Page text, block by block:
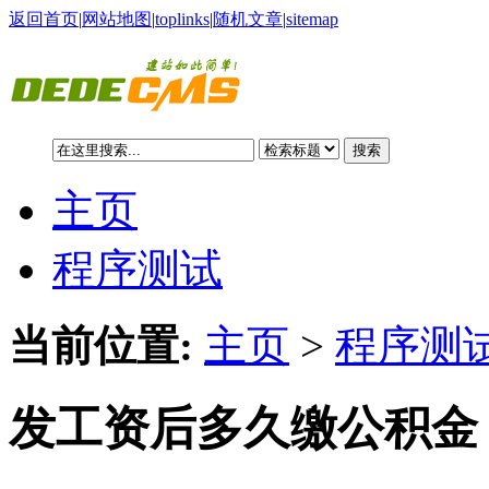
返回首页|网站地图|toplinks|随机文章|sitemap
搜索
主页
程序测试
当前位置: 主页 > 程序测
发工资后多久缴公积